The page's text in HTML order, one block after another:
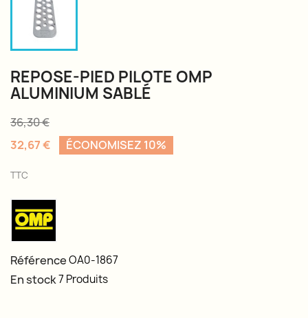
REPOSE-PIED PILOTE OMP
ALUMINIUM SABLÉ
36,30 €
32,67 €
ÉCONOMISEZ 10%
TTC
RéférenceOA0-1867
En stock7 Produits